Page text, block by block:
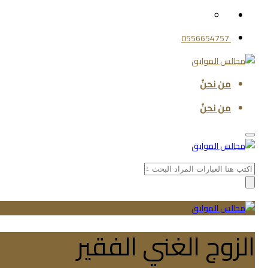
0556654757
من نحنُ
من نحنُ
Search
for:
الزوج الغني الفقير